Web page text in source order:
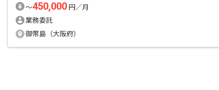
〜450,000 円／月
業務委託
御幣島（大阪府）